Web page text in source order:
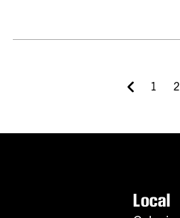
1 2
Local